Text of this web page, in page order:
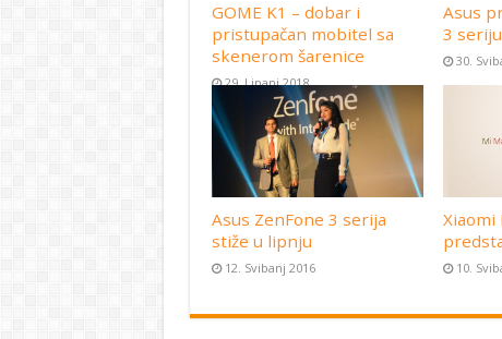
GOME K1 – dobar i
pristupačan mobitel sa
skenerom šarenice
29. Lipanj 2018
Asus
3 seriju
30.
Asus ZenFone 3 serija
stiže u lipnju
12. Svibanj 2016
Xiaomi
10.